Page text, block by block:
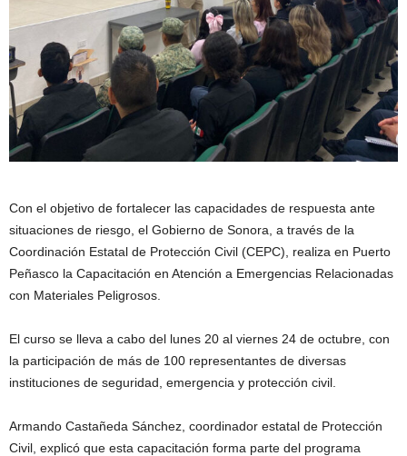
Con el objetivo de fortalecer las capacidades de respuesta ante
situaciones de riesgo, el Gobierno de Sonora, a través de la
Coordinación Estatal de Protección Civil (CEPC), realiza en Puerto
Peñasco la Capacitación en Atención a Emergencias Relacionadas
con Materiales Peligrosos.
El curso se lleva a cabo del lunes 20 al viernes 24 de octubre, con
la participación de más de 100 representantes de diversas
instituciones de seguridad, emergencia y protección civil.
Armando Castañeda Sánchez, coordinador estatal de Protección
Civil, explicó que esta capacitación forma parte del programa